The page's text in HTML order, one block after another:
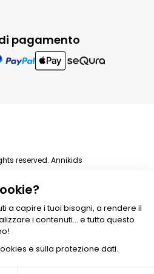
pagamento
a capire i tuoi bisogni, a rendere il
i contenuti... e tutto questo
e sulla protezione dati.
reserved. Annikids